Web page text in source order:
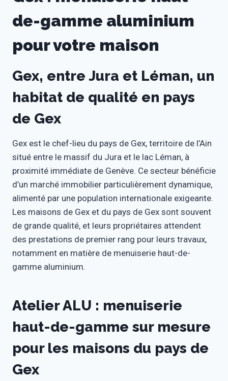
de-gamme aluminium
pour votre maison
Gex, entre Jura et Léman, un
habitat de qualité en pays
de Gex
Gex est le chef-lieu du pays de Gex, territoire de l’Ain
situé entre le massif du Jura et le lac Léman, à
proximité immédiate de Genève. Ce secteur bénéficie
d’un marché immobilier particulièrement dynamique,
alimenté par une population internationale exigeante.
Les maisons de Gex et du pays de Gex sont souvent
de grande qualité, et leurs propriétaires attendent
des prestations de premier rang pour leurs travaux,
notamment en matière de menuiserie haut-de-
gamme aluminium.
Atelier ALU : menuiserie
haut-de-gamme sur mesure
pour les maisons du pays de
Gex